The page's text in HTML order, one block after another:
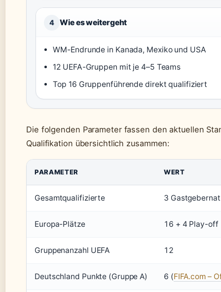
4 Wie es weitergeht
WM-Endrunde in Kanada, Mexiko und USA
12 UEFA-Gruppen mit je 4–5 Teams
Top 16 Gruppenführende direkt qualifiziert
Die folgenden Parameter fassen den aktuellen
Qualifikation übersichtlich zusammen:
PARAMETER WERT
Gesamtqualifizierte 3
Europa-Plätze 16 + 4 Play-off
Gruppenanzahl UEFA 12
Deutschland Punkte (Gruppe A) 6 (FIFA.com –